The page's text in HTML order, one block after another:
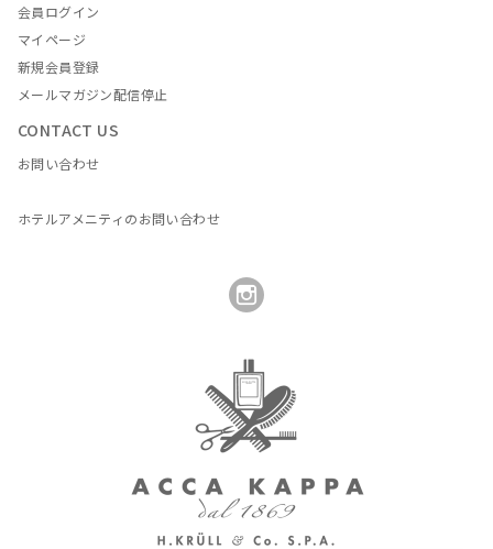
会員ログイン
マイページ
新規会員登録
メールマガジン配信停止
CONTACT US
お問い合わせ
ホテルアメニティのお問い合わせ